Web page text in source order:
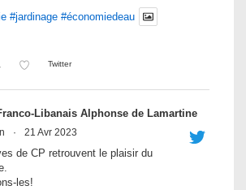
#jardinage #économiedeau
Twitter
Libanais Alphonse de Lamartine
· 21 Avr 2023
de CP retrouvent le plaisir du
les!